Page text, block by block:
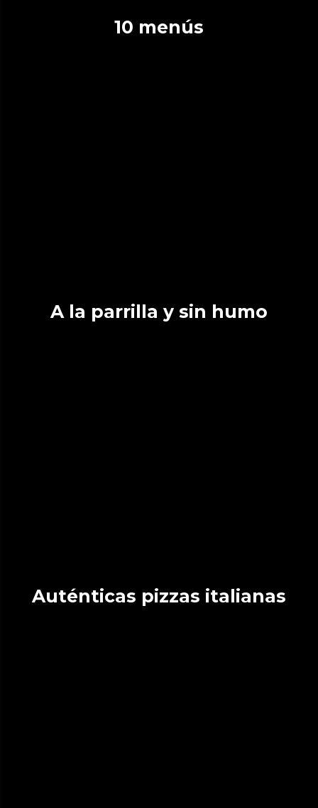
10 menús
A la parrilla y sin humo
Auténticas pizzas italianas